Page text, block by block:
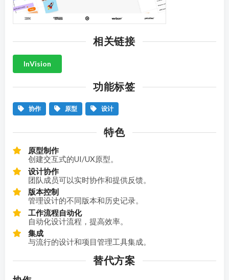
相关链接
InVision
功能标签
协作 原型 设计
特色
原型制作
创建交互式的UI/UX原型。
设计协作
团队成员可以实时协作和提供反馈。
版本控制
管理设计的不同版本和历史记录。
工作流程自动化
自动化设计流程，提高效率。
集成
与流行的设计和项目管理工具集成。
替代方案